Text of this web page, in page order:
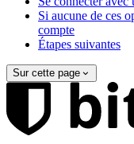
Si aucune de ces
compte
Étapes suivantes
Sur cette page